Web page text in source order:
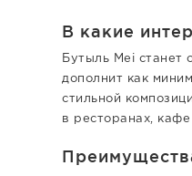
В какие
Бутыль Mei станет
дополнит как
стильной
в ресторанах,